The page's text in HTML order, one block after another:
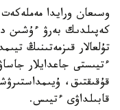
وسىعان ورايدا
كەپىلدىك بەرۋ ءۇشىن
تۇلعالار قىزمەتىنىڭ
ءتيىستى جاعدايلار
قۇقىقتىق،
قابىلداۋى ءتيىس.